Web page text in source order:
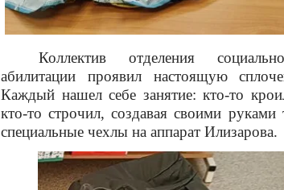
Коллектив отделения
абилитации проявил настоящую
Каждый нашел себе занятие: кто-то
кто-то строчил, создавая своими руками
специальные чехлы на аппарат Илизарова.